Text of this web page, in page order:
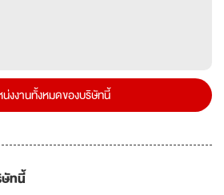
งงานทั้งหมดของบริษัทนี้
ษัทนี้